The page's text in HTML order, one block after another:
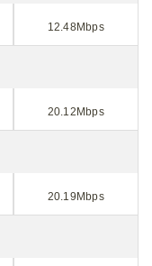
12.48Mbps
20.12Mbps
20.19Mbps